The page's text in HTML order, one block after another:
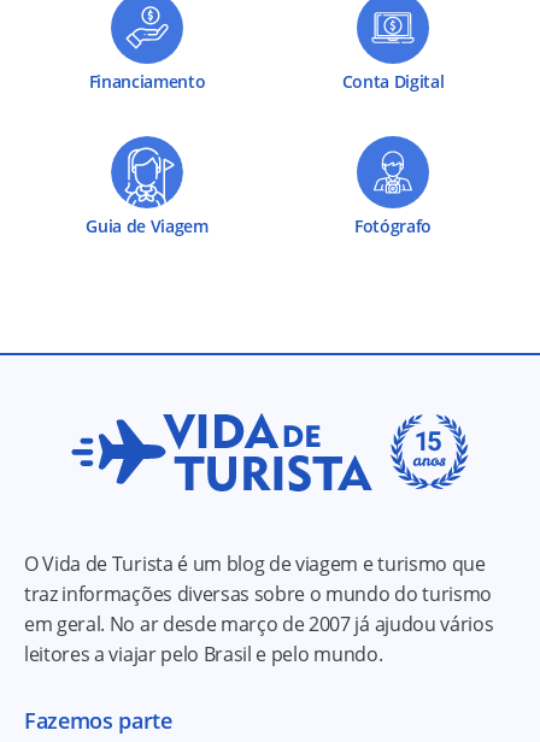
Financiamento Conta Digital
Guia de Viagem Fotógrafo
O Vida de Turista é um blog de viagem e turismo que
traz informações diversas sobre o mundo do turismo
em geral. No ar desde março de 2007 já ajudou vários
leitores a viajar pelo Brasil e pelo mundo.
Fazemos parte